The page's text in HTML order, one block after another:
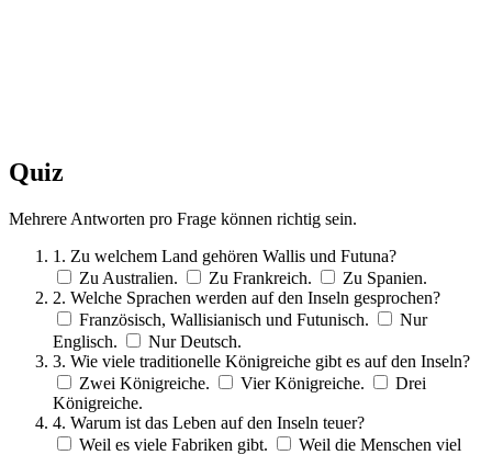
Quiz
Mehrere Antworten pro Frage können richtig sein.
1. Zu welchem Land gehören Wallis und Futuna?
Zu Australien.
Zu Frankreich.
Zu Spanien.
2. Welche Sprachen werden auf den Inseln gesprochen?
Französisch, Wallisianisch und Futunisch.
Nur
Englisch.
Nur Deutsch.
3. Wie viele traditionelle Königreiche gibt es auf den Inseln?
Zwei Königreiche.
Vier Königreiche.
Drei
Königreiche.
4. Warum ist das Leben auf den Inseln teuer?
Weil es viele Fabriken gibt.
Weil die Menschen viel